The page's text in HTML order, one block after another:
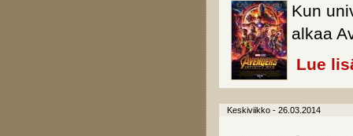
Kun
alkaa
Lue
Keskiviikko - 26.03.2014